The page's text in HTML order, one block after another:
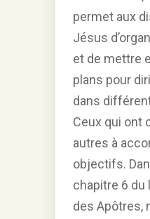
permet aux
Jésus
et de mettre
plans pour
dans
Ceux qui ont
autres à
objectifs.
chapitre 6 du
des Apôtres,